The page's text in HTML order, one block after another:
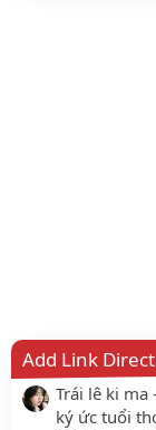
Add Link
Trái lê ki ma
ký ức tuổi